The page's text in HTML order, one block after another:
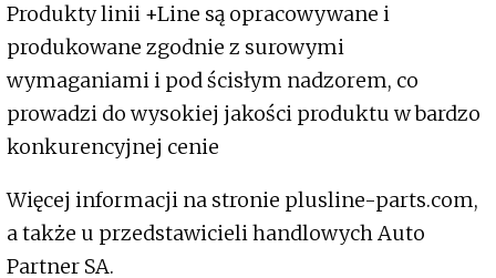
Produkty linii +Line są opracowywane i
produkowane zgodnie z surowymi
wymaganiami i pod ścisłym nadzorem, co
prowadzi do wysokiej jakości produktu w bardzo
konkurencyjnej cenie
Więcej informacji na stronie plusline-parts.com,
a także u przedstawicieli handlowych Auto
Partner SA.